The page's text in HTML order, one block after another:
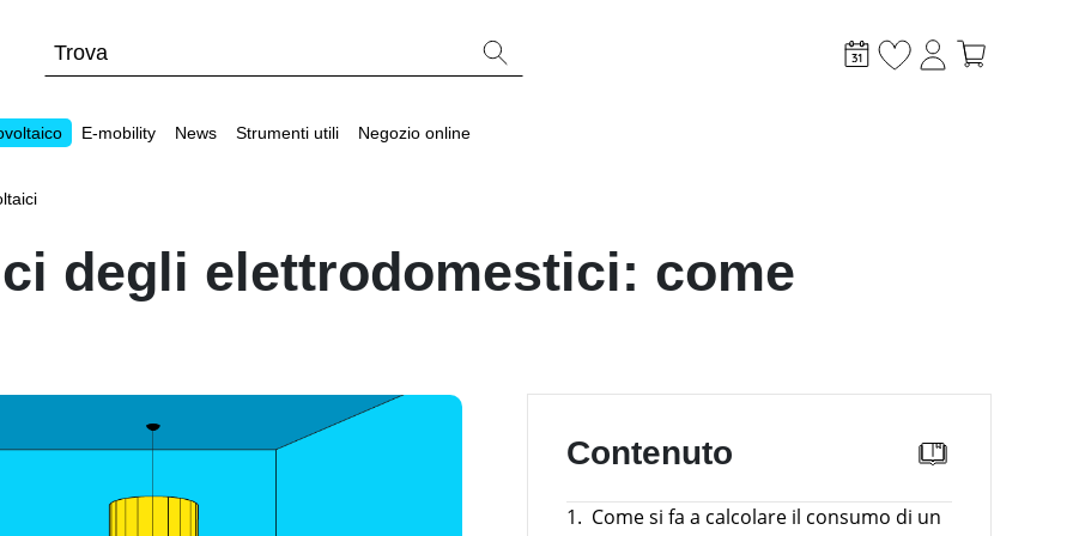
Tabelle comparative materiale fotovoltaico
Cataloghi Memodo su materiale fotovoltaico
Calcolatore di autoconsumo fotovoltaico
News
Sistemi di monitoraggio
E-mobility News Strumenti utili Negozio online
degli elettrodomestici: come
Contenuto
1. Come si fa a calcolare il consumo di un